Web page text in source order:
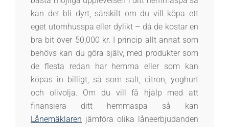
kan det bli dyrt, särskilt om du vill köpa ett
eget utomhusspa eller dylikt – då de kostar en
bra bit över 50,000 kr. I princip allt annat som
behövs kan du göra själv, med produkter som
de flesta redan har hemma eller som kan
köpas in billigt, så som salt, citron, yoghurt
och olivolja. Om du vill få hjälp med att
finansiera ditt hemmaspa så kan
Lånemäklaren jämföra olika låneerbjudanden